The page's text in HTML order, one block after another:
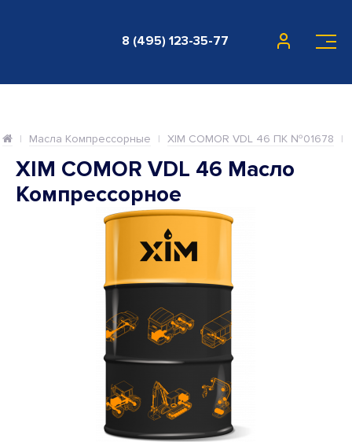
8 (495) 123-35-77
Масла Компрессорные XIM COMOR VDL 46 ПК №01678
XIM COMOR VDL 46 Масло
Компрессорное